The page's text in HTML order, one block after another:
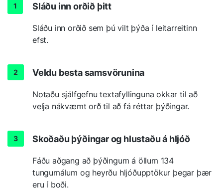
Sláðu inn orðið þitt
Sláðu inn orðið sem þú vilt þýða í leitarreitinn
efst.
Veldu besta samsvörunina
Notaðu sjálfgefnu textafyllinguna okkar til að
velja nákvæmt orð til að fá réttar þýðingar.
Skoðaðu þýðingar og hlustaðu á hljóð
Fáðu aðgang að þýðingum á öllum 134
tungumálum og heyrðu hljóðupptökur þegar þær
eru í boði.